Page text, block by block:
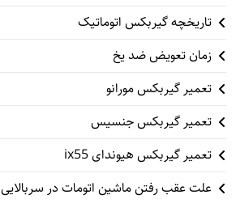
تاریخچه گیربکس اتوماتیک
زمان تعویض ضد یخ
تعمیر گیربکس مورانو
تعمیر گیربکس جنسیس
تعمیر گیربکس هیوندای ix55
علت عقب رفتن ماشین اتومات در سربالایی